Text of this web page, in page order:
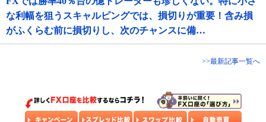
な利幅を狙うスキャルピングでは、損切りが重要！含み損
がふくらむ前に損切りし、次のチャンスに備…
>>最新記事一覧へ